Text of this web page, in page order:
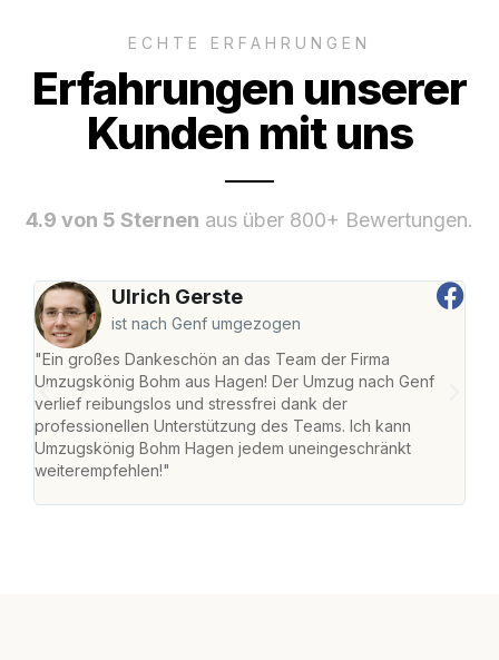
ECHTE ERFAHRUNGEN
Erfahrungen unserer
Kunden mit uns
4.9 von 5 Sternen aus über 800+ Bewertungen.
Ulrich Gerste
ist nach Genf umgezogen
"Ein großes Dankeschön an das Team der Firma
Umzugskönig Bohm aus Hagen! Der Umzug nach Genf
verlief reibungslos und stressfrei dank der
professionellen Unterstützung des Teams. Ich kann
Umzugskönig Bohm Hagen jedem uneingeschränkt
weiterempfehlen!"